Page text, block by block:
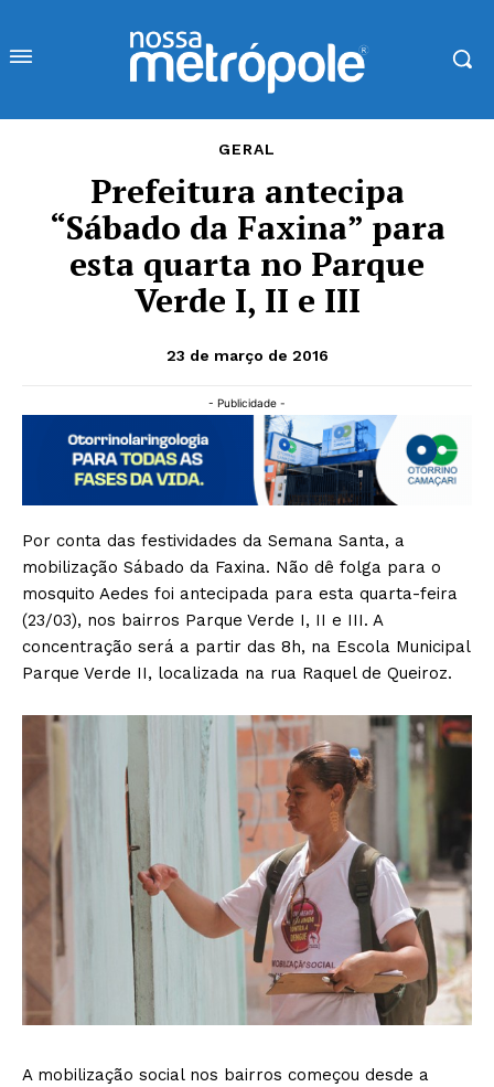
GERAL
Prefeitura antecipa
“Sábado da Faxina” para
esta quarta no Parque
Verde I, II e III
23 de março de 2016
- Publicidade -
Por conta das festividades da Semana Santa, a
mobilização Sábado da Faxina. Não dê folga para o
mosquito Aedes foi antecipada para esta quarta-feira
(23/03), nos bairros Parque Verde I, II e III. A
concentração será a partir das 8h, na Escola Municipal
Parque Verde II, localizada na rua Raquel de Queiroz.
A mobilização social nos bairros começou desde a